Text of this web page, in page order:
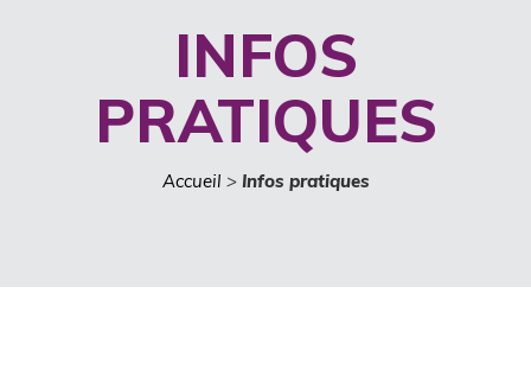
INFOS
PRATIQUES
Accueil > Infos pratiques